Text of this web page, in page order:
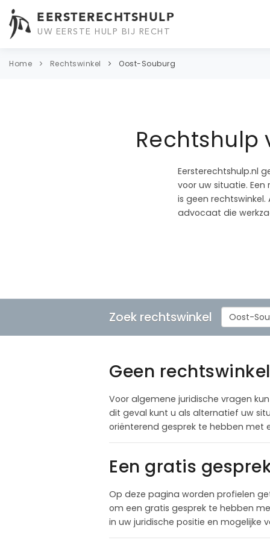
EERSTERECHTSHULP
UW EERSTE HULP BIJ RECHT
Home Rechtswinkel Oost-Souburg
Rechtshulp
Eersterechtshulp.nl
voor uw situatie.
is geen
advocaat die
Zoek rechtswinkel Oost-
Geen
Voor algemene juridische vragen
dit geval kunt u als alternatief uw
oriënterend gesprek te hebben met
Een gratis
Op deze pagina worden profielen
om een gratis gesprek te hebben
in uw juridische positie en mogelijke